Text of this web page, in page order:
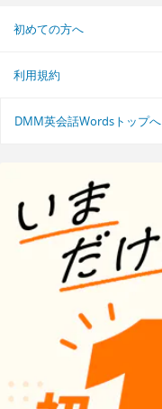
初めての方へ
利用規約
DMM英会話Wordsトップへ